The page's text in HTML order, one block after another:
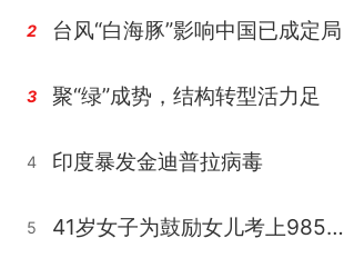
2 台风“白海豚”影响中国已成定局
3 聚“绿”成势，结构转型活力足
4 印度暴发金迪普拉病毒
5 41岁女子为鼓励女儿考上985研究生